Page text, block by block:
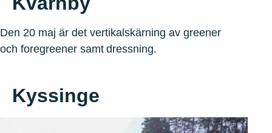
Den 20 maj är det vertikalskärning av greener
och foregreener samt dressning.
Kyssinge